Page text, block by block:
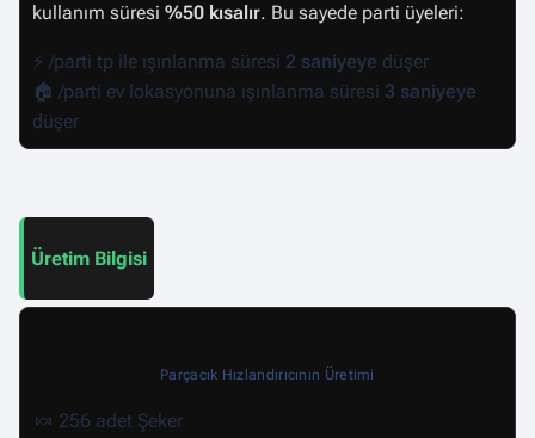
kullanım süresi %50 kısalır. Bu sayede parti üyeleri:
⚡ /parti tp ile ışınlanma süresi 2 saniyeye düşer
🏠 /parti ev lokasyonuna ışınlanma süresi 3 saniyeye
düşer
Üretim Bilgisi
Parçacık Hızlandırıcının Üretimi
🍬 256 adet Şeker